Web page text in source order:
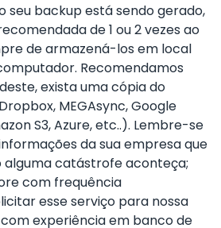
seu backup está sendo gerado,
de 1 ou 2 vezes ao
de armazená-los em local
Recomendamos
exista uma cópia do
MEGAsync, Google
S3, Azure, etc..). Lembre-se
da sua empresa que
alguma catástrofe aconteça;
com frequência
esse serviço para nossa
experiência em banco de